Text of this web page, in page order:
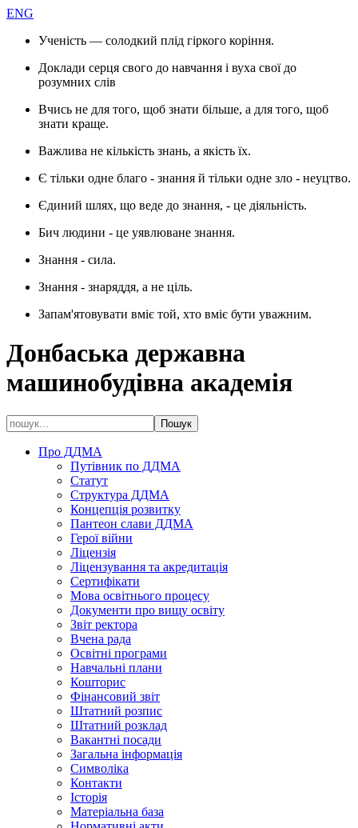
ENG
Ученість — солодкий плід гіркого коріння.
Доклади серця свого до навчання і вуха свої до
розумних слів
Вчись не для того, щоб знати більше, а для того, щоб
знати краще.
Важлива не кількість знань, а якість їх.
Є тільки одне благо - знання й тільки одне зло - неуцтво.
Єдиний шлях, що веде до знання, - це діяльність.
Бич людини - це уявлюване знання.
Знання - сила.
Знання - знаряддя, а не ціль.
Запам'ятовувати вміє той, хто вміє бути уважним.
Донбаська державна
машинобудівна академія
Про ДДМА
Путівник по ДДМА
Статут
Структура ДДМА
Концепція розвитку
Пантеон слави ДДМА
Герої війни
Ліцензія
Ліцензування та акредитація
Сертифікати
Мова освітнього процесу
Документи про вищу освіту
Звіт ректора
Вчена рада
Освітні програми
Навчальні плани
Кошторис
Фінансовий звіт
Штатний розпис
Штатний розклад
Вакантні посади
Загальна інформація
Символіка
Контакти
Історія
Матеріальна база